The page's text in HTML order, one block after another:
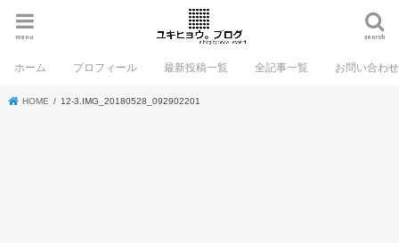
search
menu
ホーム プロフィール 最新投稿一覧 全記事一覧 お問い合わせ
HOME 12-3.IMG_20180528_092902201